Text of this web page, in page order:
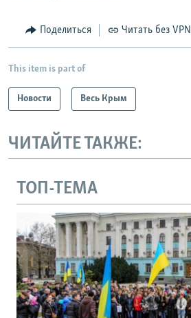
Поделиться Читать без VPN
This item is part of
Новости Весь Крым
ЧИТАЙТЕ ТАКЖЕ:
ТОП-ТЕМА